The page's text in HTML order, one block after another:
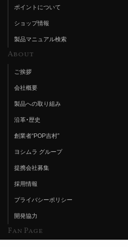
ポイントについて
ショップ情報
製品マニュアル検索
About
ご挨拶
会社概要
製品への取り組み
沿革・歴史
創業者“POP吉村”
ヨシムラ グループ
提携会社募集
採用情報
プライバシーポリシー
開発協力
Fan Page